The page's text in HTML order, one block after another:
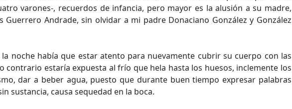
varones-, recuerdos de infancia, pero mayor es la alusión a su madre,
Guerrero Andrade, sin olvidar a mi padre Donaciano González y González
noche había que estar atento para nuevamente cubrir su cuerpo con las
contrario estaría expuesta al frío que hela hasta los huesos, inclemente los
dar a beber agua, puesto que durante buen tiempo expresar palabras
sustancia, causa sequedad en la boca.